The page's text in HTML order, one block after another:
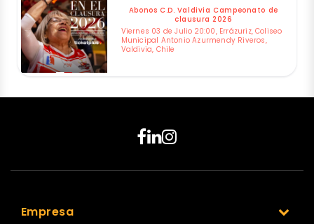
Abonos C.D. Valdivia Campeonato de
clausura 2026
Viernes 03 de Julio 20:00, Errázuriz, Coliseo
Municipal Antonio Azurmendy Riveros,
Valdivia, Chile
Empresa